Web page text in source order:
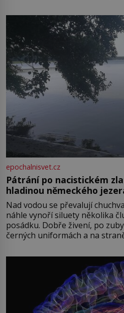
Boskovice na okraji Drahanské
ve13. století, a už v roce 1313
epochalnisvet.cz
Pátrání po nacistickém
hladinou německého
Nad vodou se převalují
náhle vynoří siluety několika
posádku. Dobře živení, po
černých uniformách a na
přízračná scéna znamená? Je
světová válka se chýlí ke konci.